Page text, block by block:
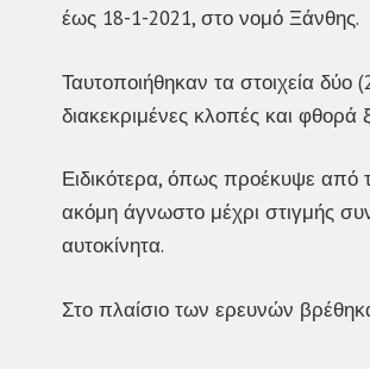
έως 18-1-2021, στο νομό Ξάνθης.
Ταυτοποιήθηκαν τα στοιχεία
διακεκριμένες κλοπές και φθορά
Ειδικότερα, όπως προέκυψε από
ακόμη άγνωστο μέχρι στιγμής
αυτοκίνητα.
Στο πλαίσιο των ερευνών